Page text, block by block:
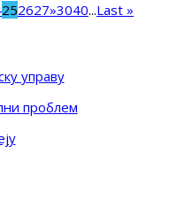
252627»3040...Last »
управу
проблем